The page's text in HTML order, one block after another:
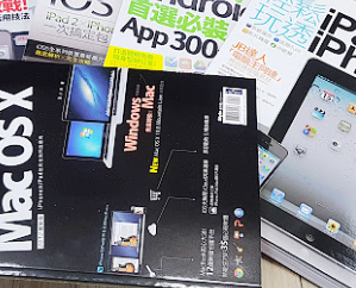
寶可夢飛人 AnyTo 不出門也可以飛遍全世
大容量 一次充5個設備 充好充滿
救援就是這麼簡單 EaseUS Data
磁碟管理程式 EaseUS Partition Master
1 VI 開箱! 相機實測! 長焦覆蓋更遠更清
評測~ 有深度的 Leica 影像旗艦手機!
藍牙耳機智慧降噪升級、音質明亮溫潤
件包 來囉 完美保護 MSI Claw A1M-
列 開箱 評測! 首搭蔡司光學鏡頭、攝
強散熱 微星 MSI Claw A1M-026TW 電
強吸力與超好用的隱磁支架 O-ONE